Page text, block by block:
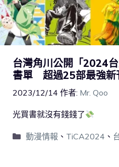
台灣角川公開「2024
書單 超過25部最強新
2023/12/14 作者: Mr. Qoo
光買書就沒有錢錢了
動漫情報 、 TiCA2024 、